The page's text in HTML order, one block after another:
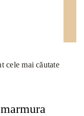
cele mai căutate